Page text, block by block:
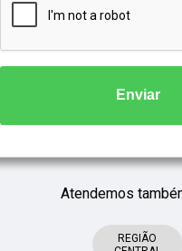
Enviar
Atendemos
REGIÃO